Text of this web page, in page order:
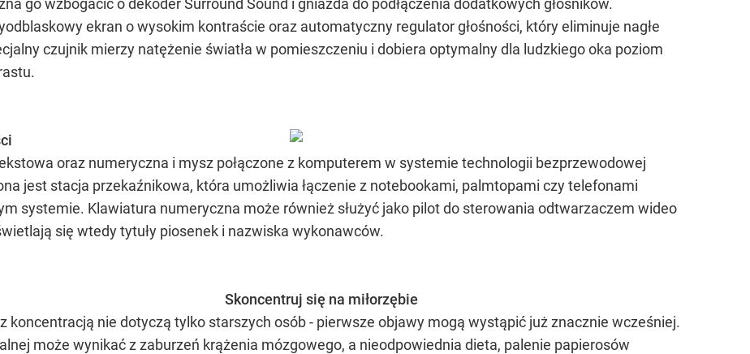
go wzbogacić o dekoder Surround Sound i gniazda do podłączenia dodatkowych głośników.
ekran o wysokim kontraście oraz automatyczny regulator głośności, który eliminuje nagłe
czujnik mierzy natężenie światła w pomieszczeniu i dobiera optymalny dla ludzkiego oka poziom
oraz numeryczna i mysz połączone z komputerem w systemie technologii bezprzewodowej
jest stacja przekaźnikowa, która umożliwia łączenie z notebookami, palmtopami czy telefonami
systemie. Klawiatura numeryczna może również służyć jako pilot do sterowania odtwarzaczem wideo
się wtedy tytuły piosenek i nazwiska wykonawców.
Skoncentruj się na miłorzębie
koncentracją nie dotyczą tylko starszych osób - pierwsze objawy mogą wystąpić już znacznie wcześniej.
może wynikać z zaburzeń krążenia mózgowego, a nieodpowiednia dieta, palenie papierosów